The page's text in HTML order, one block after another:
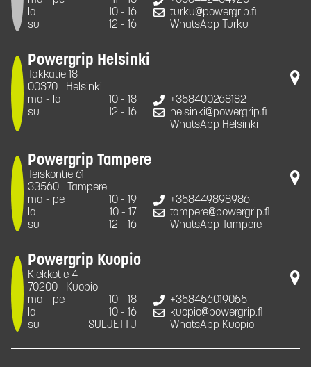
la
10 - 16
su
12 - 16
turku@powergrip.fi
WhatsApp Turku
Powergrip Helsinki
Takkatie 18
00370
Helsinki
ma - la
10 - 18
su
12 - 16
+358400268182
helsinki@powergrip.fi
WhatsApp Helsinki
Powergrip Tampere
Teiskontie 61
33560
Tampere
ma - pe
10 - 19
la
10 - 17
su
12 - 16
+358449898986
tampere@powergrip.fi
WhatsApp Tampere
Powergrip Kuopio
Kiekkotie 4
70200
Kuopio
ma - pe
10 - 18
la
10 - 16
su
SULJETTU
+358456019055
kuopio@powergrip.fi
WhatsApp Kuopio